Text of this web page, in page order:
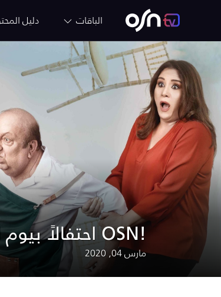
الباقات دليل
احتفالاً بيوم المرأة العالمي، أفلام عربية حصرياً على OSN!
مارس 04, 2020